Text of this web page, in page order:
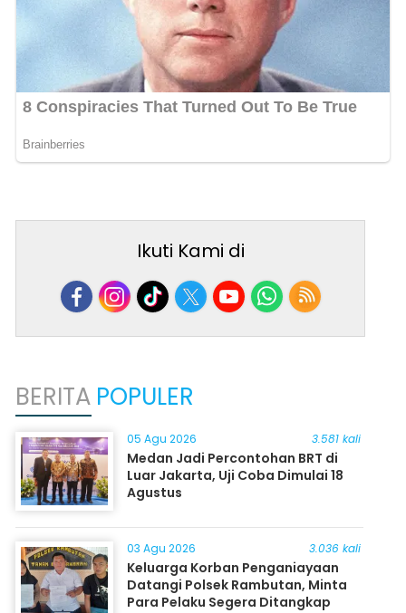
Ikuti Kami di
BERITA POPULER
05 Agu 2026 3.581 kali
Medan Jadi Percontohan BRT di
Luar Jakarta, Uji Coba Dimulai 18
Agustus
03 Agu 2026 3.036 kali
Keluarga Korban Penganiayaan
Datangi Polsek Rambutan, Minta
Para Pelaku Segera Ditangkap